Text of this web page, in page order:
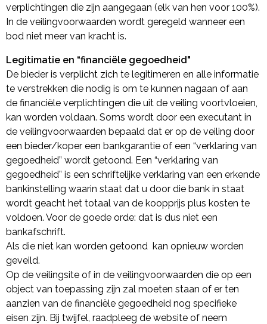
verplichtingen die zijn aangegaan (elk van hen voor 100%).
In de veilingvoorwaarden wordt geregeld wanneer een
bod niet meer van kracht is.
Legitimatie en “financiële gegoedheid"
De bieder is verplicht zich te legitimeren en alle informatie
te verstrekken die nodig is om te kunnen nagaan of aan
de financiële verplichtingen die uit de veiling voortvloeien,
kan worden voldaan. Soms wordt door een executant in
de veilingvoorwaarden bepaald dat er op de veiling door
een bieder/koper een bankgarantie of een “verklaring van
gegoedheid” wordt getoond. Een “verklaring van
gegoedheid” is een schriftelijke verklaring van een erkende
bankinstelling waarin staat dat u door die bank in staat
wordt geacht het totaal van de koopprijs plus kosten te
voldoen. Voor de goede orde: dat is dus niet een
bankafschrift.
Als die niet kan worden getoond kan opnieuw worden
geveild.
Op de veilingsite of in de veilingvoorwaarden die op een
object van toepassing zijn zal moeten staan of er ten
aanzien van de financiële gegoedheid nog specifieke
eisen zijn. Bij twijfel, raadpleeg de website of neem